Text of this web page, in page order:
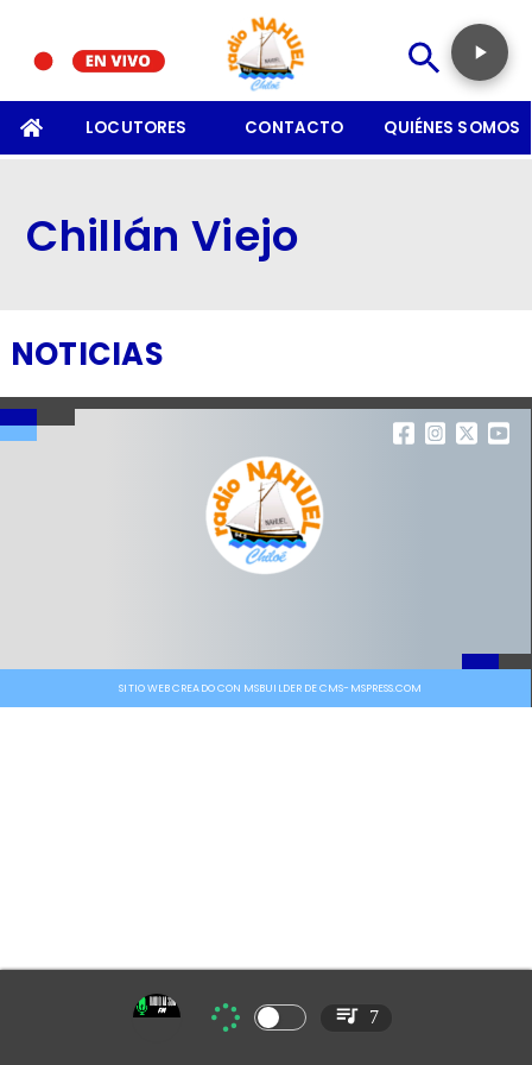
LOCUTORES CONTACTO QUIÉNES SOMOS
Chillán Viejo
NOTICIAS
SITIO WEB CREADO CON MSBUILDER DE CMS-MSPRESS.COM
7